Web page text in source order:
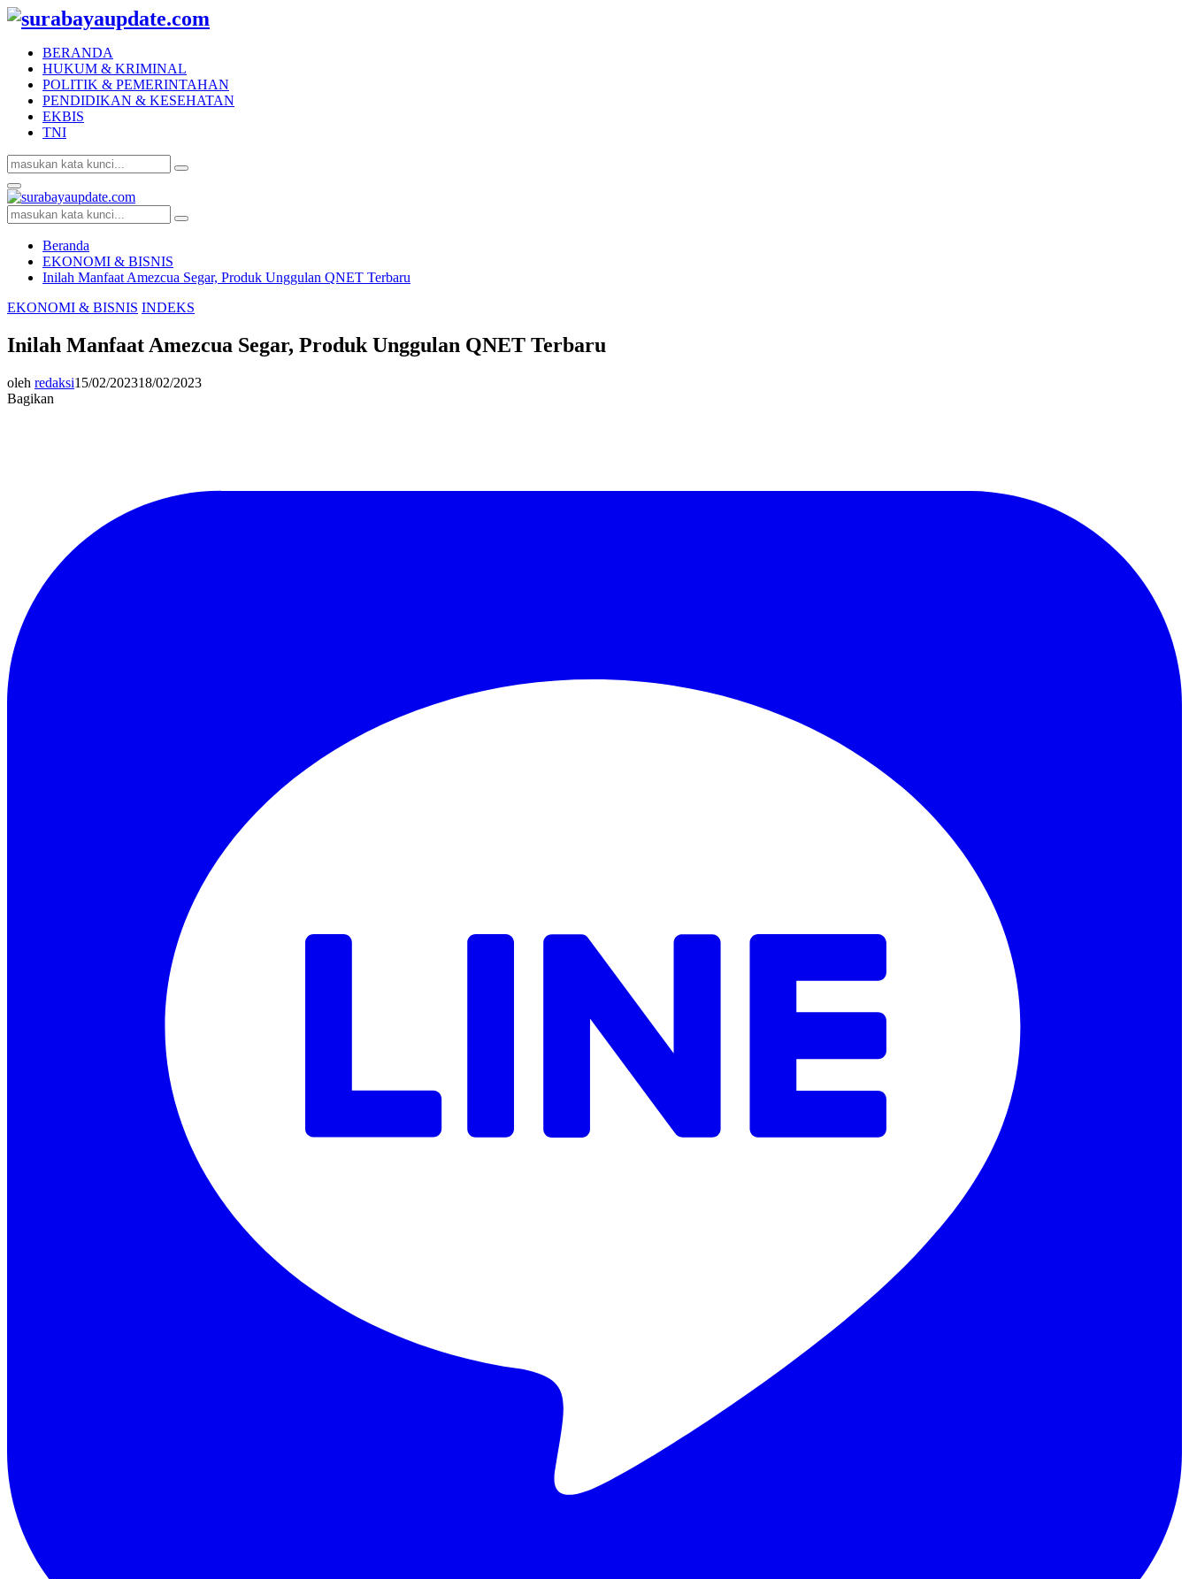
BERANDA
HUKUM & KRIMINAL
POLITIK & PEMERINTAHAN
PENDIDIKAN & KESEHATAN
EKBIS
TNI
Search
for:
Search
Facebook
Twitter
Youtube
Primary
Menu
Search
for:
Search
Beranda
EKONOMI & BISNIS
Inilah Manfaat Amezcua Segar, Produk Unggulan QNET Terbaru
EKONOMI & BISNIS INDEKS
Inilah Manfaat Amezcua Segar, Produk Unggulan QNET Terbaru
oleh redaksi15/02/202318/02/2023
Bagikan